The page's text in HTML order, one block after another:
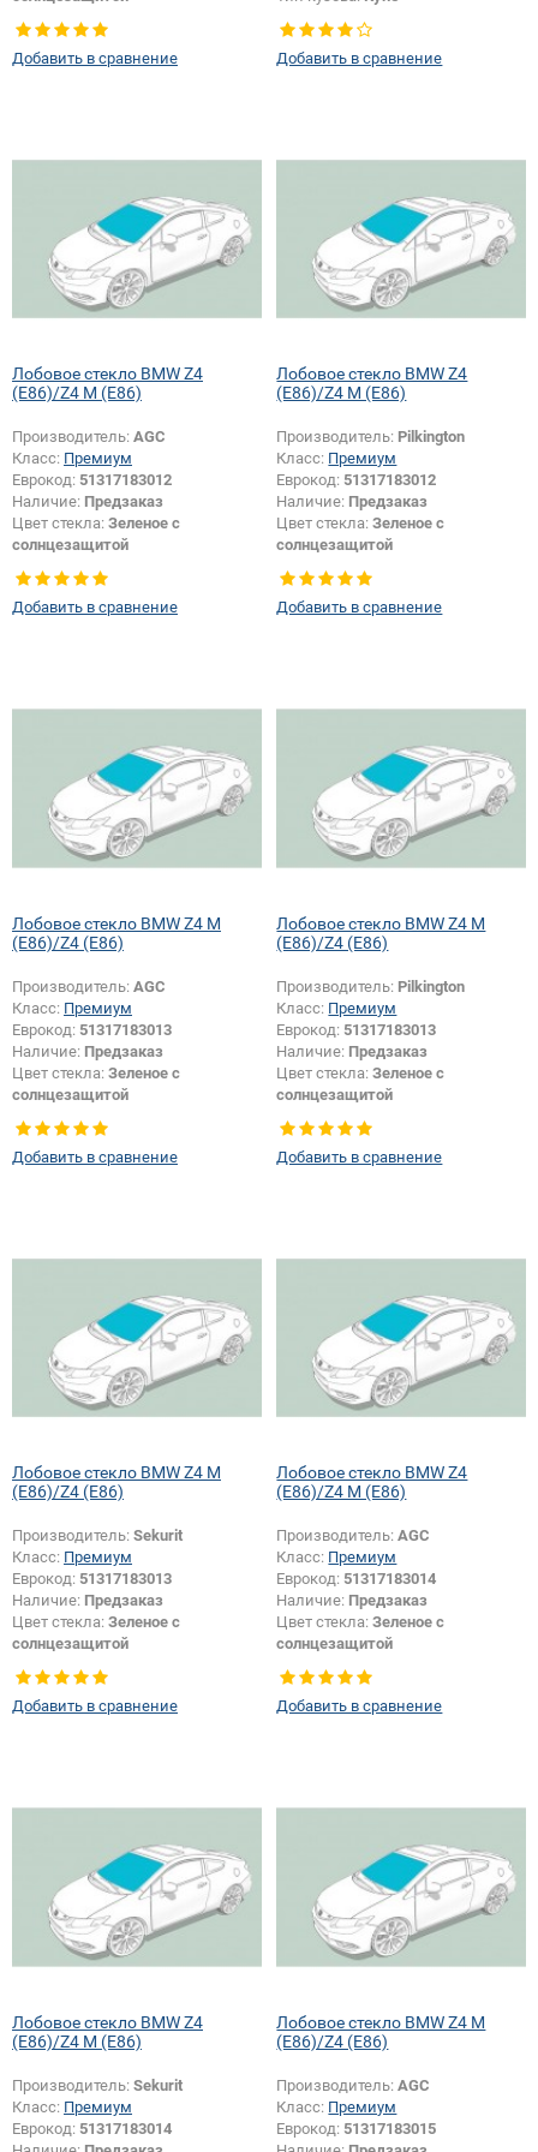
Тип кузова:Купе
Появление или изменение
Добавить в сравнение Добавить в сравнение
Лобовое стекло BMW Z4
(E86)/Z4 M (E86)
Производитель: AGC
Класс: Премиум
Еврокод: 51317183012
Наличие: Предзаказ
Цвет стекла: Зеленое с
солнцезащитой
Цвет полосы:
Тип кузова:Купе
Появление или изменение
Добавить в сравнение
Лобовое стекло BMW Z4
(E86)/Z4 M (E86)
Производитель: Pilkington
Класс: Премиум
Еврокод: 51317183012
Наличие: Предзаказ
Цвет стекла:Зеленое с
солнцезащитой
Цвет полосы:
Тип кузова:Купе
Появление или изменение
Добавить в сравнение
Лобовое стекло BMW Z4 M
(E86)/Z4 (E86)
Производитель: AGC
Класс: Премиум
Еврокод: 51317183013
Наличие: Предзаказ
Цвет стекла: Зеленое с
солнцезащитой
Тип кузова:Купе
Добавить в сравнение
Лобовое стекло BMW Z4 M
(E86)/Z4 (E86)
Производитель: Pilkington
Класс: Премиум
Еврокод: 51317183013
Наличие: Предзаказ
Цвет стекла:Зеленое с
солнцезащитой
Тип кузова:Купе
Добавить в сравнение
Лобовое стекло BMW Z4 M
(E86)/Z4 (E86)
Производитель: Sekurit
Класс: Премиум
Еврокод: 51317183013
Наличие: Предзаказ
Цвет стекла: Зеленое с
солнцезащитой
Цвет полосы:
Тип кузова:Купе
Добавить в сравнение
Лобовое стекло BMW Z4
(E86)/Z4 M (E86)
Производитель:AGC
Класс: Премиум
Еврокод: 51317183014
Наличие: Предзаказ
Цвет стекла:Зеленое с
солнцезащитой
Тип кузова:Купе
Появление или изменение
шелкографии:Да
Добавить в сравнение
Лобовое стекло BMW Z4
(E86)/Z4 M (E86)
Производитель: Sekurit
Класс: Премиум
Еврокод: 51317183014
Лобовое стекло BMW Z4 M
(E86)/Z4 (E86)
Производитель:AGC
Класс: Премиум
Еврокод: 51317183015